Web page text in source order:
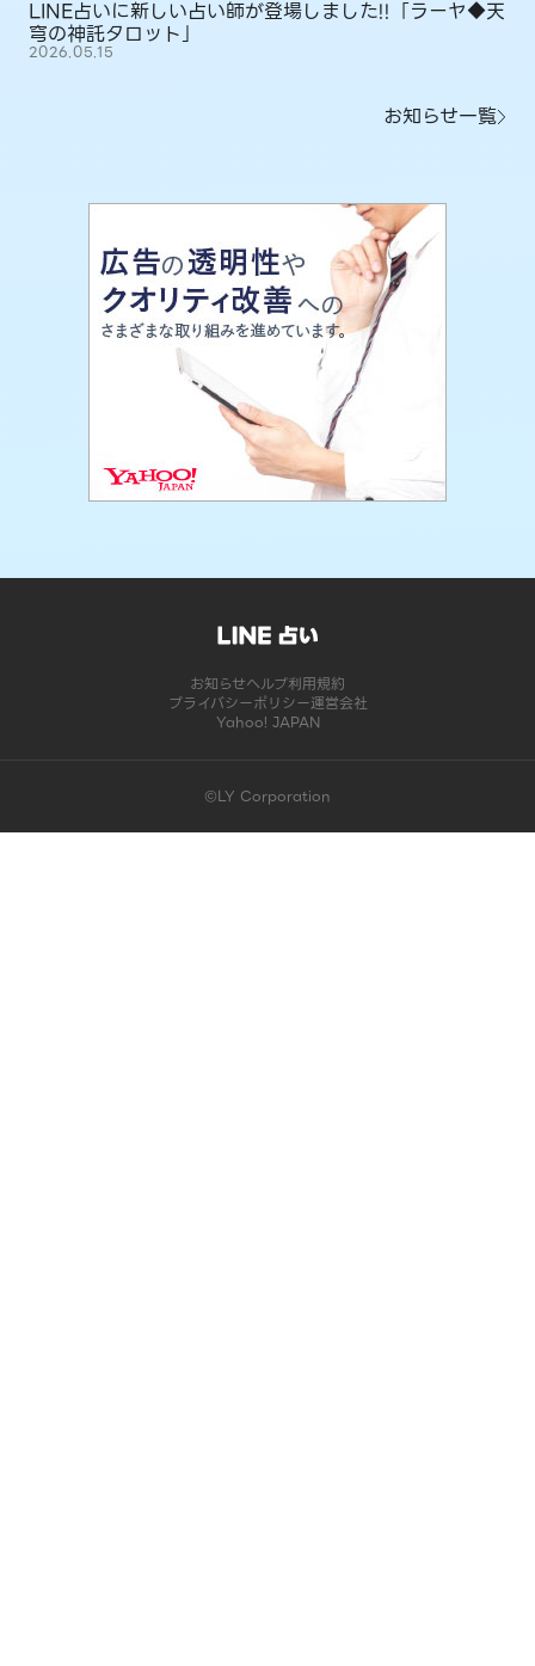
LINE占いに新しい占い師が登場しました!!「ラーヤ◆天
穹の神託タロット」
2026.05.15
お知らせ一覧
お知らせヘルプ利用規約
プライバシーポリシー運営会社
Yahoo! JAPAN
©LY Corporation
このコンテンツは掲載が終了しました | LINE占い